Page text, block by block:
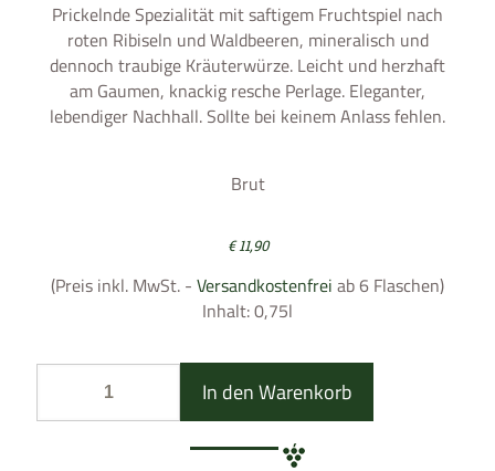
Prickelnde Spezialität mit saftigem Fruchtspiel nach
roten Ribiseln und Waldbeeren, mineralisch und
dennoch traubige Kräuterwürze. Leicht und herzhaft
am Gaumen, knackig resche Perlage. Eleganter,
lebendiger Nachhall. Sollte bei keinem Anlass fehlen.
Brut
€11,90
(Preis inkl. MwSt. - Versandkostenfrei ab 6 Flaschen)
Inhalt: 0,75l
In den Warenkorb